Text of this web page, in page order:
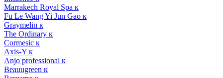
Marrakech Royal Spa к
Fu Le Wang Yi Jun Gao к
Graymelin к
The Ordinary к
Cormesic к
Axis-Y к
Anjo professional к
Beauugreen к